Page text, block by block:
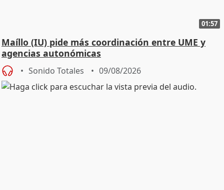
01:57
Maíllo (IU) pide más coordinación entre UME y
agencias autonómicas
Sonido Totales 09/08/2026